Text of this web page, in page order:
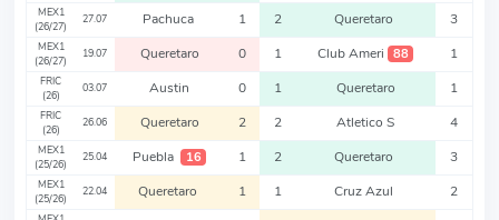
MEX1
(26/27)
27.07 Pachuca 1 2 Queretaro 3
MEX1
(26/27)
19.07 Queretaro 0 1 Club Ameri 88 1
FRIC
(26)
03.07 Austin 0 1 Queretaro 1
FRIC
(26)
26.06 Queretaro 2 2 Atletico S 4
MEX1
(25/26)
25.04 Puebla 16 1 2 Queretaro 3
MEX1
(25/26)
22.04 Queretaro 1 1 Cruz Azul 2